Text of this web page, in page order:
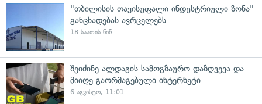
"თბილისის თავისუფალი ინდუსტრიული ზონა"
განცხადებას ავრცელებს
18 საათის წინ
შეიძინე ალდაგის სამოგზაურო დაზღვევა და
მიიღე გაორმაგებული ინტერნეტი
6 აგვისტო, 11:01